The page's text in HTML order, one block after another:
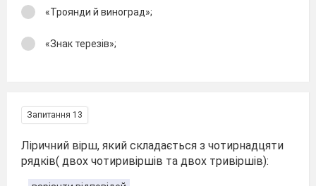
«Троянди й виноград»;
«Знак терезів»;
Запитання 13
Ліричний вірш, який складається з чотирнадцяти
рядків( двох чотиривіршів та двох тривіршів):